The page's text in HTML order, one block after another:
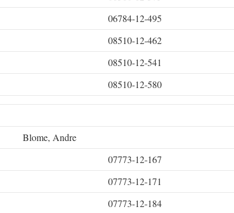
06784-12-495
08510-12-462
08510-12-541
08510-12-580
Blome, Andre
07773-12-167
07773-12-171
07773-12-184